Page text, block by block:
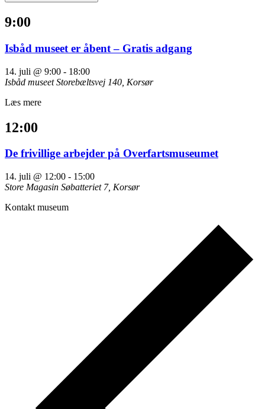
9:00
Isbåd museet er åbent – Gratis adgang
14. juli @ 9:00 - 18:00
Isbåd museetStorebæltsvej 140, Korsør
Læs mere
12:00
De frivillige arbejder på Overfartsmuseumet
14. juli @ 12:00 - 15:00
Store Magasin Søbatteriet 7, Korsør
Kontakt museum